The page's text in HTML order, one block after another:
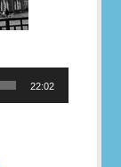
22:02